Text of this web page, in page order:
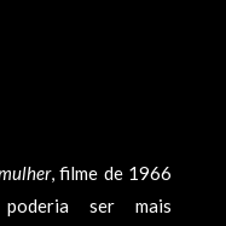
, filme de 1966
ser mais